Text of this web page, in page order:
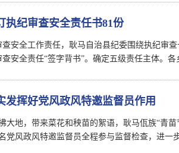
执纪审查安全责任书81份
查安全工作责任，耿马自治县纪委围绕执纪审
安全责任“签字背书”。确定五级责任主体。
发挥好党风政风特邀监督员作用
大地，带来菜花和秧苗的絮语，耿马佤族“青
党风政风特邀监督员全程参与监督检查，进